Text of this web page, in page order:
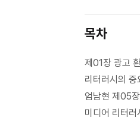
목차
제01장 광고
리터러시의
엄남현 제05
미디어 리터